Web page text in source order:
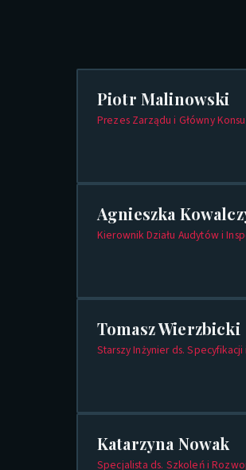
Piotr Malinowski
Prezes Zarządu i Główny
Agnieszka
Kierownik Działu Audytów i
Tomasz Wierzbicki
Starszy Inżynier ds.
Katarzyna Nowak
Specjalista ds. Szkoleń i